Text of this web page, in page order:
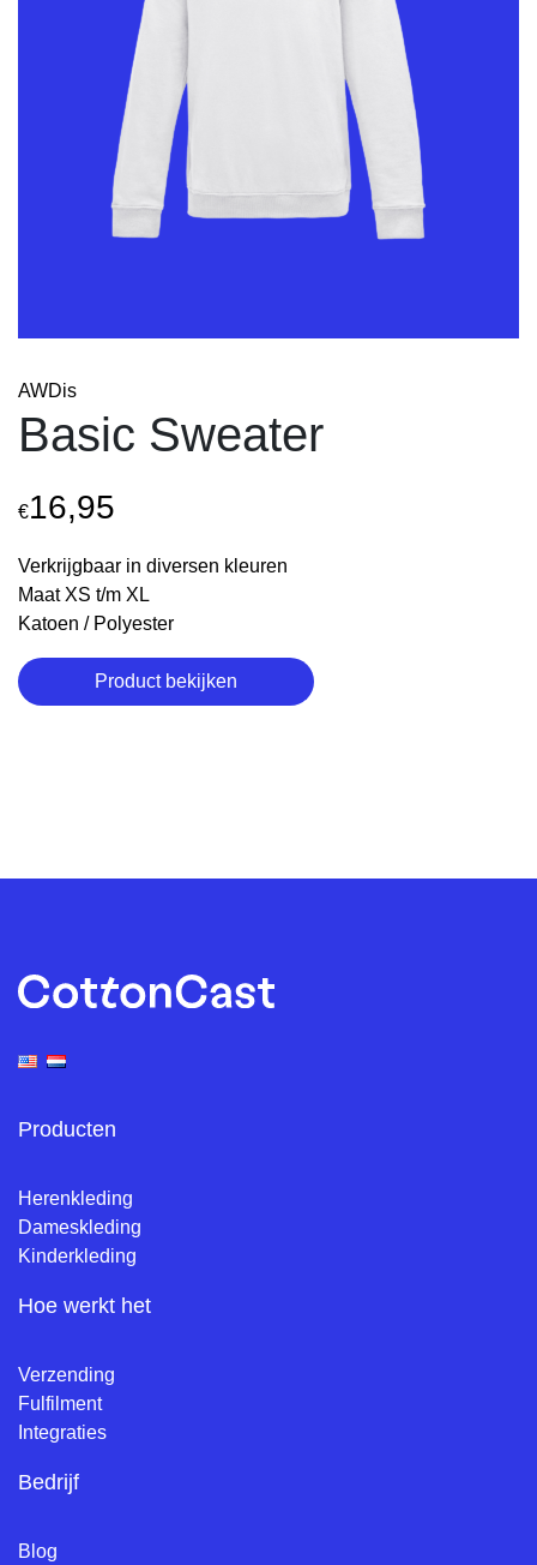
AWDis
Basic Sweater
€16,95
Verkrijgbaar in diversen kleuren
Maat XS t/m XL
Katoen / Polyester
Product bekijken
Producten
Herenkleding
Dameskleding
Kinderkleding
Hoe werkt het
Verzending
Fulfilment
Integraties
Bedrijf
Blog